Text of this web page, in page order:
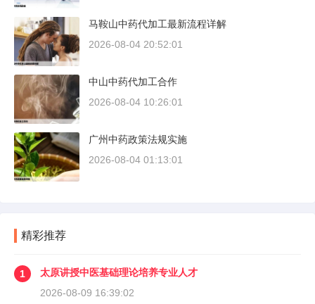
马鞍山中药代加工最新流程详解
2026-08-04 20:52:01
中山中药代加工合作
2026-08-04 10:26:01
广州中药政策法规实施
2026-08-04 01:13:01
精彩推荐
1
太原讲授中医基础理论培养专业人才
2026-08-09 16:39:02